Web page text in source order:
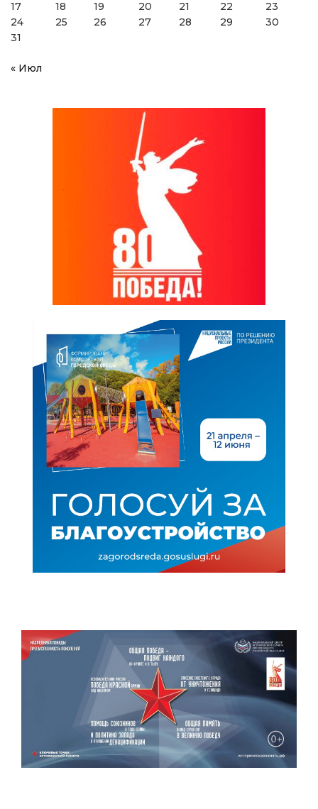
17 18 19 20 21 22
23
24
25 26 27 28 29
30
31
« Июл